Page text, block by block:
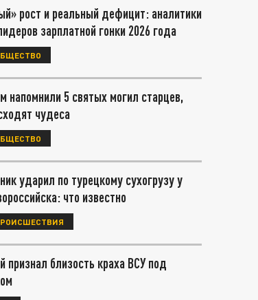
рост и реальный дефицит: аналитики
зарплатной гонки 2026 года
напомнили 5 святых могил старцев,
чудеса
ударил по турецкому сухогрузу у
что известно
признал близость краха ВСУ под